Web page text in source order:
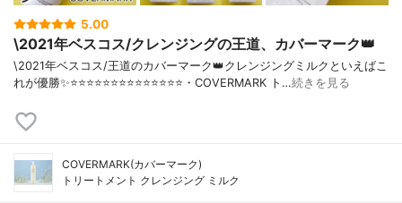
5.00
\2021年ベスコス/クレンジングの王道、カバーマーク👑
\2021年ベスコス/王道のカバーマーク👑クレンジングミルクといえばこ
れが優勝✨⭐️⭐️⭐️⭐️⭐️⭐️⭐️⭐️⭐️⭐️⭐️⭐️⭐️⭐️・COVERMARK ト…続きを見る
COVERMARK(カバーマーク)
トリートメント クレンジング ミルク